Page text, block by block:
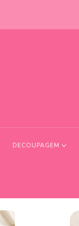
DECOUPAGEM